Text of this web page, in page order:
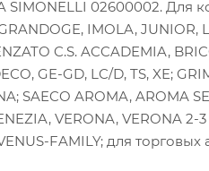
SIMONELLI 02600002. Для
IMOLA,
C.S. ACCADEMIA,
GE-GD, LC/D, TS, XE;
SAECO AROMA, AROMA
VERONA, VERONA 2-
FAMILY; для